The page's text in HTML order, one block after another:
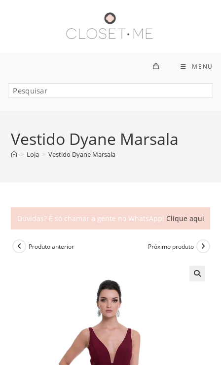
MENU
Vestido Dyane Marsala
> Loja > Vestido Dyane Marsala
Dúvidas? É só chamar a gente no WhatsApp! Clique aqui
Produto anterior Próximo produto